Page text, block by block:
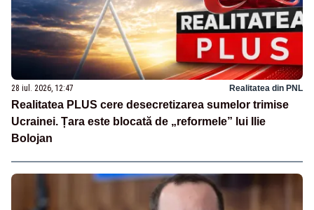
28 iul. 2026, 12:47 Realitatea din PNL
Realitatea PLUS cere desecretizarea sumelor trimise
Ucrainei. Țara este blocată de „reformele” lui Ilie
Bolojan